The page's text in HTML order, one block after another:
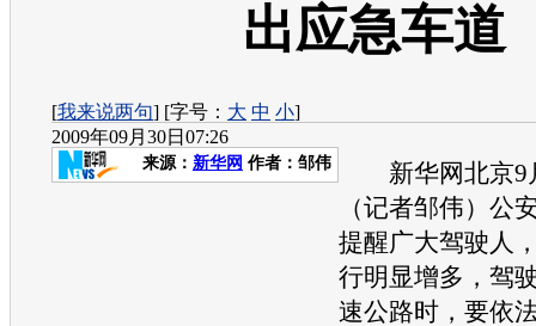
出应急车道
[我来说两句] [字号： 大 中 小]
2009年09月30日07:26
来源： 新华网 作者：邹伟
新华网北京9
（记者邹伟）公
提醒广大驾驶人
行明显增多，驾
速公路时，要依